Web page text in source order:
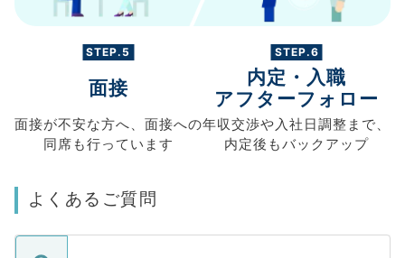
STEP.5
面接
面接が不安な方へ、 面接への
同席も行っています
STEP.6
内定・入職
アフターフォロー
年収交渉や入社日調整まで、
内定後もバックアップ
よくあるご質問